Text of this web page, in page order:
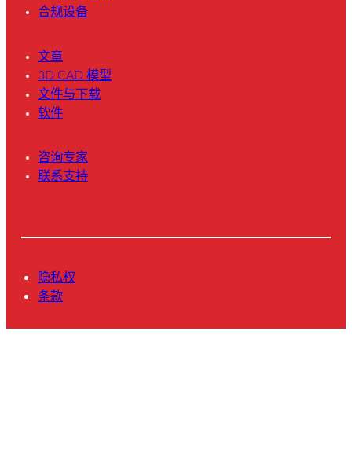
合规设备
文章
3D CAD 模型
文件与下载
软件
咨询专家
联系支持
隐私权
条款